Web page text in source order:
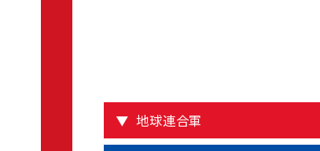
地球連合軍